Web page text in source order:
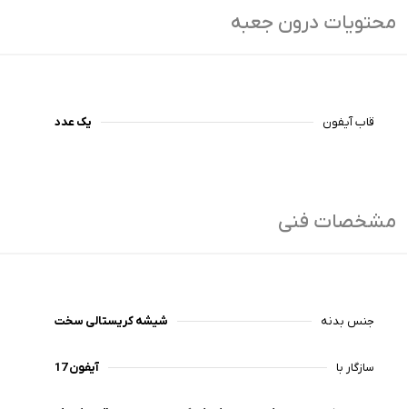
محتویات درون جعبه
قاب آیفون یک عدد
مشخصات فنی
جنس بدنه شیشه کریستالی سخت
سازگار با آیفون 17